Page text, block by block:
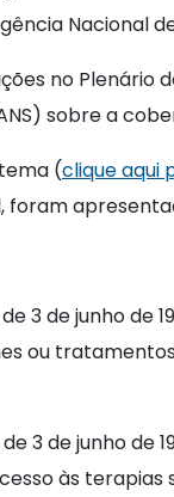
Nacional
no Plenário
sobre a
(clique aqui
de 3 de junho
ou
3 de junho de
às